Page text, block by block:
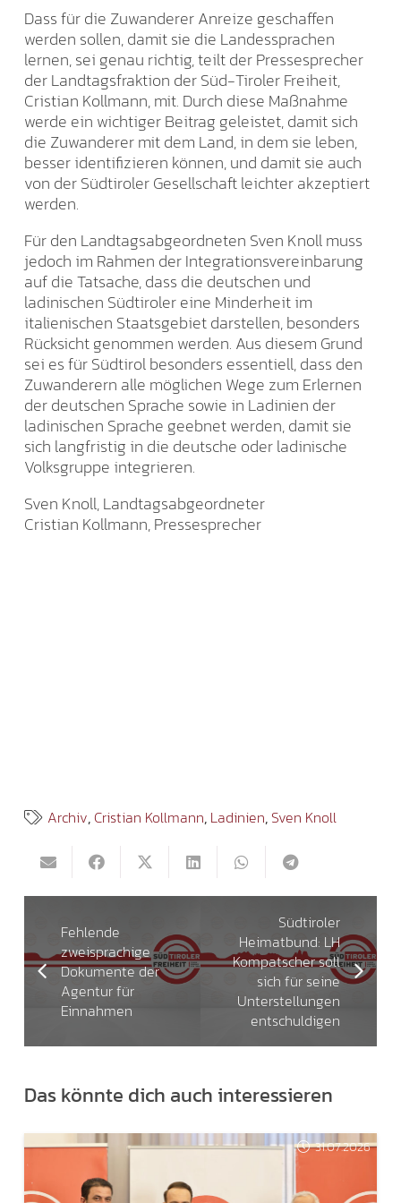
Dass für die Zuwanderer Anreize geschaffen
werden sollen, damit sie die Landessprachen
lernen, sei genau richtig, teilt der Pressesprecher
der Landtagsfraktion der Süd-Tiroler Freiheit,
Cristian Kollmann, mit. Durch diese Maßnahme
werde ein wichtiger Beitrag geleistet, damit sich
die Zuwanderer mit dem Land, in dem sie leben,
besser identifizieren können, und damit sie auch
von der Südtiroler Gesellschaft leichter akzeptiert
werden.
Für den Landtagsabgeordneten Sven Knoll muss
jedoch im Rahmen der Integrationsvereinbarung
auf die Tatsache, dass die deutschen und
ladinischen Südtiroler eine Minderheit im
italienischen Staatsgebiet darstellen, besonders
Rücksicht genommen werden. Aus diesem Grund
sei es für Südtirol besonders essentiell, dass den
Zuwanderern alle möglichen Wege zum Erlernen
der deutschen Sprache sowie in Ladinien der
ladinischen Sprache geebnet werden, damit sie
sich langfristig in die deutsche oder ladinische
Volksgruppe integrieren.
Sven Knoll, Landtagsabgeordneter
Cristian Kollmann, Pressesprecher
Archiv,Cristian Kollmann, Ladinien, Sven Knoll
Fehlende
zweisprachige
Dokumente der
Agentur für
Einnahmen
Südtiroler
Heimatbund: LH
Kompatscher soll
sich für seine
Unterstellungen
entschuldigen
Das könnte dich auch interessieren
31.07.2026